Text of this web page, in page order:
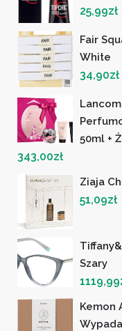
25,99zł
Fair
White
34,90zł
50ml +
343,00zł
Ziaja
51,09zł
Szary
1119,99
Kemon